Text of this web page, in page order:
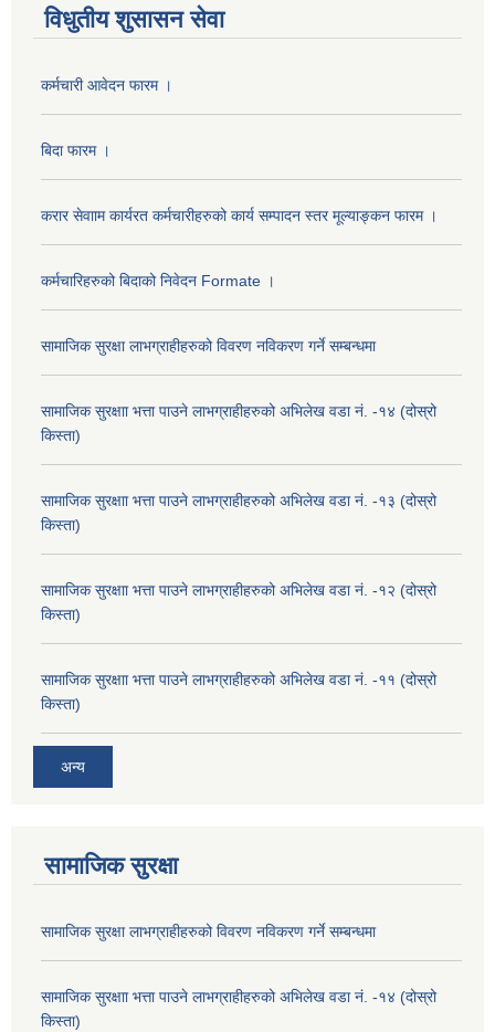
विधुतीय शुसासन सेवा
कर्मचारी आवेदन फारम ।
बिदा फारम ।
करार सेवााम कार्यरत कर्मचारीहरुको कार्य सम्पादन स्तर मूल्याङ्कन फारम ।
कर्मचारिहरुको बिदाको निवेदन Formate ।
सामाजिक सुरक्षा लाभग्राहीहरुको विवरण नविकरण गर्ने सम्बन्धमा
सामाजिक सुरक्षाा भत्ता पाउने लाभग्राहीहरुको अभिलेख वडा नं. -१४ (दोस्रो
किस्ता)
सामाजिक सुरक्षाा भत्ता पाउने लाभग्राहीहरुको अभिलेख वडा नं. -१३ (दोस्रो
किस्ता)
सामाजिक सुरक्षाा भत्ता पाउने लाभग्राहीहरुको अभिलेख वडा नं. -१२ (दोस्रो
किस्ता)
सामाजिक सुरक्षाा भत्ता पाउने लाभग्राहीहरुको अभिलेख वडा नं. -११ (दोस्रो
किस्ता)
अन्य
सामाजिक सुरक्षा
सामाजिक सुरक्षा लाभग्राहीहरुको विवरण नविकरण गर्ने सम्बन्धमा
सामाजिक सुरक्षाा भत्ता पाउने लाभग्राहीहरुको अभिलेख वडा नं. -१४ (दोस्रो
किस्ता)